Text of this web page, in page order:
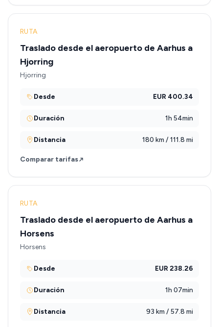
RUTA
Traslado desde el aeropuerto de Aarhus a
Hjorring
Hjorring
Desde EUR 400.34
Duración 1h 54min
Distancia 180 km / 111.8 mi
Comparar tarifas
RUTA
Traslado desde el aeropuerto de Aarhus a
Horsens
Horsens
Desde EUR 238.26
Duración 1h 07min
Distancia 93 km / 57.8 mi